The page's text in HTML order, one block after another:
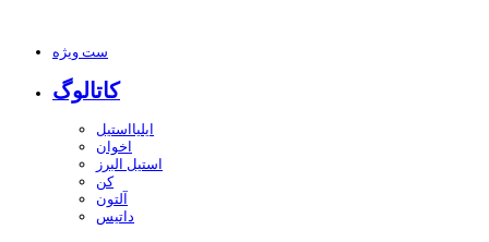
ست ویژه
کاتالوگ
ایلیااستیل
اخوان
استیل البرز
کن
آلتون
داتیس